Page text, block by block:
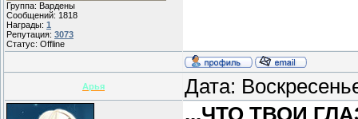
Группа: Вардены
Сообщений: 1818
Награды: 1
Репутация: 3073
Статус: Offline
Арья Дата:
...ЧТО ТВОИ